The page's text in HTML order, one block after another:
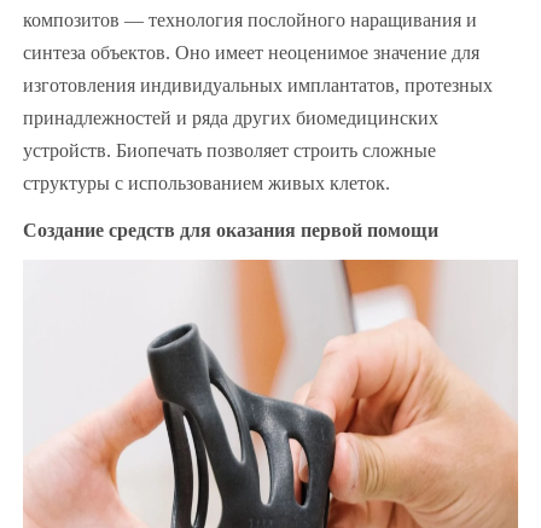
композитов — технология послойного наращивания и
синтеза объектов. Оно имеет неоценимое значение для
изготовления индивидуальных имплантатов, протезных
принадлежностей и ряда других биомедицинских
устройств. Биопечать позволяет строить сложные
структуры с использованием живых клеток.
Создание средств для оказания первой помощи